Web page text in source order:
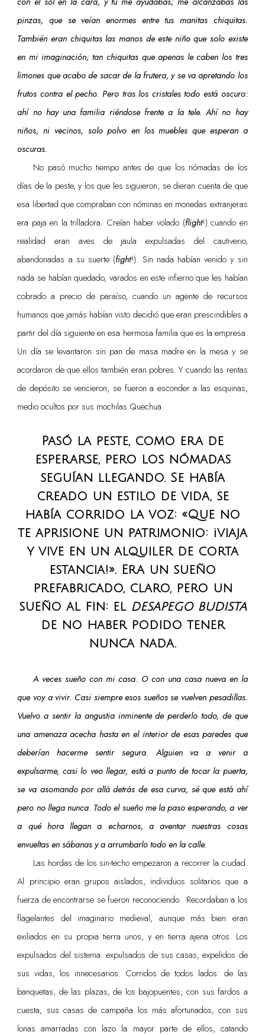
pinzas, que se veían enormes entre tus manitas chiquitas.
También eran chiquitas las manos de este niño que solo existe
en mi imaginación; tan chiquitas que apenas le caben los tres
limones que acabo de sacar de la frutera, y se va apretando los
frutos contra el pecho. Pero tras los cristales todo está oscuro:
ahí no hay una familia riéndose frente a la tele. Ahí no hay
niños, ni vecinos, solo polvo en los muebles que esperan a
oscuras.
No pasó mucho tiempo antes de que los nómadas de los
días de la peste, y los que les siguieron, se dieran cuenta de que
esa libertad que compraban con nóminas en monedas extranjeras
era paja en la trilladora. Creían haber volado (flight!) cuando en
realidad eran aves de jaula expulsadas del cautiverio,
abandonadas a su suerte (fight!). Sin nada habían venido y sin
nada se habían quedado, varados en este infierno que les habían
cobrado a precio de paraíso, cuando un agente de recursos
humanos que jamás habían visto decidió que eran prescindibles a
partir del día siguiente en esa hermosa familia que es la empresa.
Un día se levantaron sin pan de masa madre en la mesa y se
acordaron de que ellos también eran pobres. Y cuando las rentas
de depósito se vencieron, se fueron a esconder a las esquinas,
medio ocultos por sus mochilas Quechua.
Pasó la peste, como era de
esperarse, pero los nómadas
seguían llegando. Se había
creado un estilo de vida, se
había corrido la voz: «Que no
te aprisione un patrimonio: ¡viaja
y vive en un alquiler de corta
estancia!». Era un sueño
prefabricado, claro, pero un
sueño al fin: el desapego budista
de no haber podido tener
nunca nada.
A veces sueño con mi casa. O con una casa nueva en la
que voy a vivir. Casi siempre esos sueños se vuelven pesadillas.
Vuelvo a sentir la angustia inminente de perderlo todo, de que
una amenaza acecha hasta en el interior de esas paredes que
deberían hacerme sentir segura. Alguien va a venir a
expulsarme, casi lo veo llegar, está a punto de tocar la puerta,
se va asomando por allá detrás de esa curva, sé que está ahí
pero no llega nunca. Todo el sueño me la paso esperando, a ver
a qué hora llegan a echarnos, a aventar nuestras cosas
envueltas en sábanas y a arrumbarlo todo en la calle.
Las hordas de los sin-techo empezaron a recorrer la ciudad.
Al principio eran grupos aislados, individuos solitarios que a
fuerza de encontrarse se fueron reconociendo. Recordaban a los
flagelantes del imaginario medieval, aunque más bien eran
exiliados en su propia tierra unos, y en tierra ajena otros. Los
expulsados del sistema: expulsados de sus casas, expelidos de
sus vidas, los innecesarios. Corridos de todos lados: de las
banquetas, de las plazas, de los bajopuentes; con sus fardos a
cuesta, sus casas de campaña los más afortunados, con sus
lonas amarradas con lazo la mayor parte de ellos, catando